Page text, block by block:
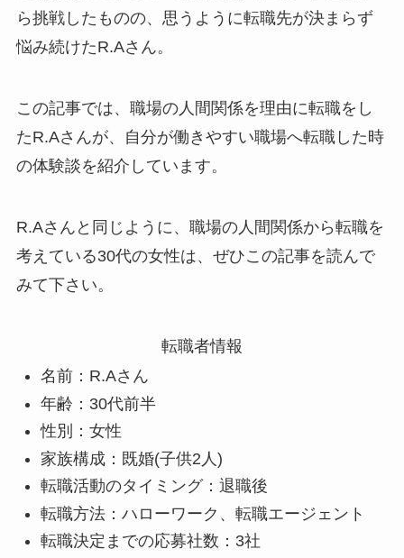
ら挑戦したものの、思うように転職先が決まらず
悩み続けたR.Aさん。
この記事では、職場の人間関係を理由に転職をし
たR.Aさんが、自分が働きやすい職場へ転職した時
の体験談を紹介しています。
R.Aさんと同じように、職場の人間関係から転職を
考えている30代の女性は、ぜひこの記事を読んで
みて下さい。
転職者情報
名前：R.Aさん
年齢：30代前半
性別：女性
家族構成：既婚(子供2人)
転職活動のタイミング：退職後
転職方法：ハローワーク、転職エージェント
転職決定までの応募社数：3社